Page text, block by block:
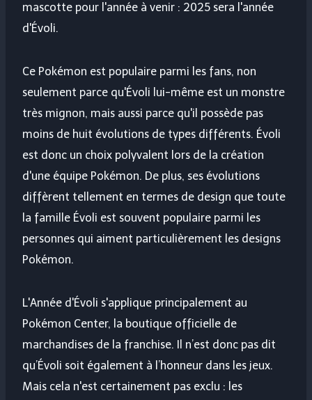
mascotte pour l'année à venir : 2025 sera l'année
d'Évoli.
Ce Pokémon est populaire parmi les fans, non
seulement parce qu'Évoli lui-même est un monstre
très mignon, mais aussi parce qu'il possède pas
moins de huit évolutions de types différents. Évoli
est donc un choix polyvalent lors de la création
d'une équipe Pokémon. De plus, ses évolutions
diffèrent tellement en termes de design que toute
la famille Évoli est souvent populaire parmi les
personnes qui aiment particulièrement les designs
Pokémon.
L'Année d'Évoli s'applique principalement au
Pokémon Center, la boutique officielle de
marchandises de la franchise. Il n’est donc pas dit
qu’Évoli soit également à l’honneur dans les jeux.
Mais cela n'est certainement pas exclu : les